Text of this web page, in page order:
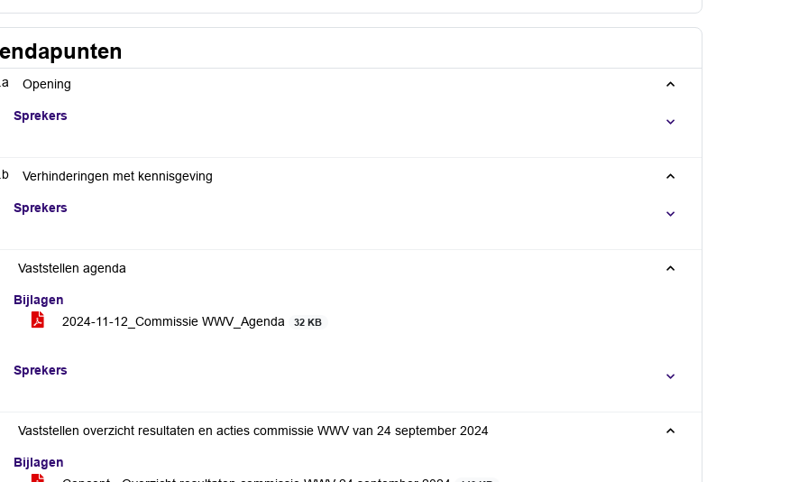
Opening
Sprekers
Verhinderingen met kennisgeving
Sprekers
Vaststellen agenda
Bijlagen
2024-11-12_Commissie WWV_Agenda
32 KB
Sprekers
Vaststellen overzicht resultaten en acties commissie WWV van 24 september 2024
Bijlagen